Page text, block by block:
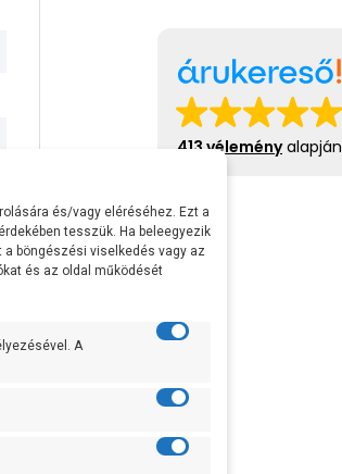
413 véleményalapján
és/vagy eléréséhez. Ezt a
tesszük. Ha beleegyezik
a böngészési viselkedés vagy az
és az oldal működését
A